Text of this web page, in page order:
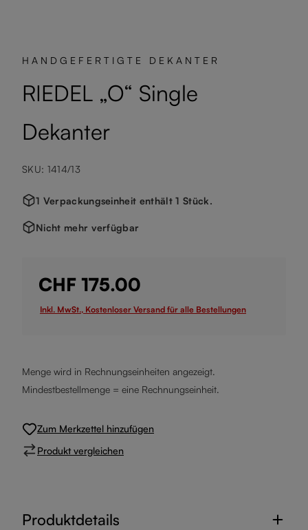
HANDGEFERTIGTE DEKANTER
RIEDEL „O“ Single
Dekanter
SKU: 1414/13
1 Verpackungseinheit enthält 1 Stück.
Nicht mehr verfügbar
CHF 175.00
Inkl. MwSt., Kostenloser Versand für alle Bestellungen
Menge wird in Rechnungseinheiten angezeigt.
Mindestbestellmenge = eine Rechnungseinheit.
Zum Merkzettel hinzufügen
Produkt vergleichen
Produktdetails